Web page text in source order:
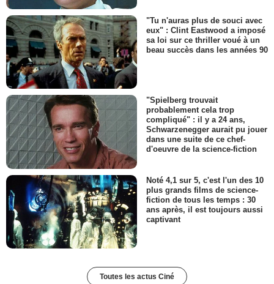
"Tu n'auras plus de souci avec
eux" : Clint Eastwood a imposé
sa loi sur ce thriller voué à un
beau succès dans les années 90
"Spielberg trouvait
probablement cela trop
compliqué" : il y a 24 ans,
Schwarzenegger aurait pu jouer
dans une suite de ce chef-
d'oeuvre de la science-fiction
Noté 4,1 sur 5, c'est l'un des 10
plus grands films de science-
fiction de tous les temps : 30
ans après, il est toujours aussi
captivant
Toutes les actus Ciné